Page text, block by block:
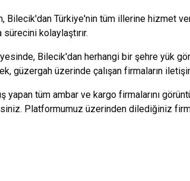
Bilecik'dan Türkiye'nin tüm illerine hizmet
sürecini kolaylaştırır.
Bilecik'dan herhangi bir şehre yük
güzergah üzerinde çalışan firmaların
yapan tüm ambar ve kargo firmalarını
Platformumuz üzerinden dilediğiniz